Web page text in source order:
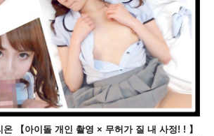
【아이돌 개인 촬영 × 무허가 질 내 사정! ! 】